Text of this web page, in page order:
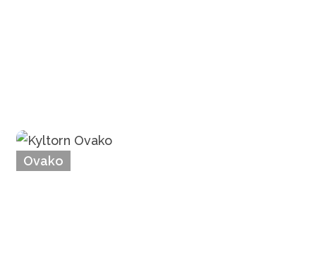
Ovako